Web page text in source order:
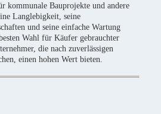
kommunale Bauprojekte und andere
Langlebigkeit, seine
und seine einfache Wartung
Wahl für Käufer gebrauchter
die nach zuverlässigen
einen hohen Wert bieten.